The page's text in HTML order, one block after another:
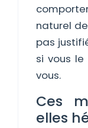
naturel
pas
si vous
vous.
Ces
elles